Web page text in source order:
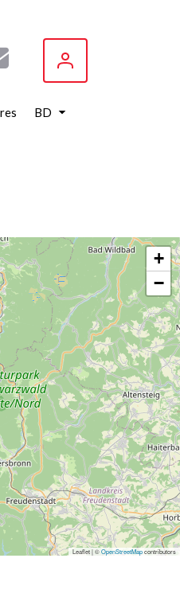
BD
+
−
Leaflet | ©OpenStreetMapcontributors